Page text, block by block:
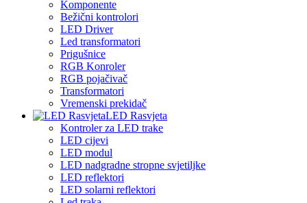
Komponente
Bežični kontrolori
LED Driver
Led transformatori
Prigušnice
RGB Konroler
RGB pojačivač
Transformatori
Vremenski prekidač
LED Rasvjeta
Kontroler za LED trake
LED cijevi
LED modul
LED nadgradne stropne svjetiljke
LED reflektori
LED solarni reflektori